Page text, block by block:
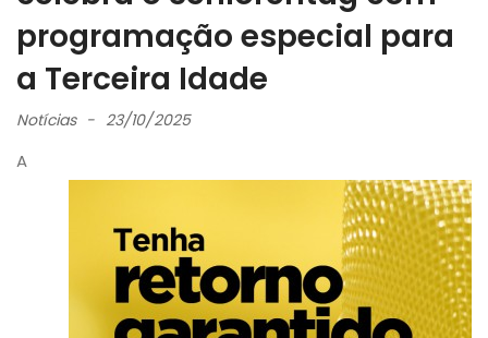
programação especial para
a Terceira Idade
Notícias 23/10/2025
A